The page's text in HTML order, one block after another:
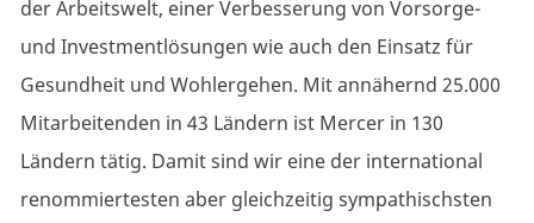
der Arbeitswelt, einer Verbesserung von Vorsorge-
und Investmentlösungen wie auch den Einsatz für
Gesundheit und Wohlergehen. Mit annähernd 25.000
Mitarbeitenden in 43 Ländern ist Mercer in 130
Ländern tätig. Damit sind wir eine der international
renommiertesten aber gleichzeitig sympathischsten